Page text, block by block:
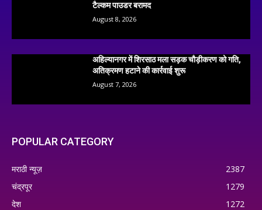
टैल्कम पाउडर बरामद
August 8, 2026
अहिल्यानगर में शिरसाठ मला सड़क चौड़ीकरण को गति,
अतिक्रमण हटाने की कार्रवाई शुरू
August 7, 2026
POPULAR CATEGORY
मराठी न्यूज़
2387
चंद्रपूर
1279
देश
1272